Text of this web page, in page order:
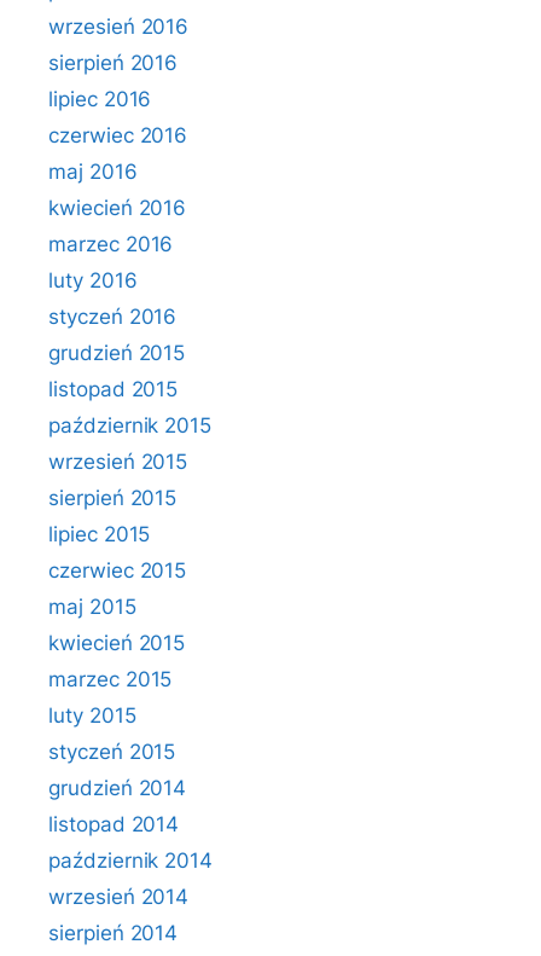
wrzesień 2016
sierpień 2016
lipiec 2016
czerwiec 2016
maj 2016
kwiecień 2016
marzec 2016
luty 2016
styczeń 2016
grudzień 2015
listopad 2015
październik 2015
wrzesień 2015
sierpień 2015
lipiec 2015
czerwiec 2015
maj 2015
kwiecień 2015
marzec 2015
luty 2015
styczeń 2015
grudzień 2014
listopad 2014
październik 2014
wrzesień 2014
sierpień 2014